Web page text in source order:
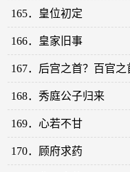
165．皇位初定
166．皇家旧事
167．后宫之首？百官之
168．秀庭公子归来
169．心若不甘
170．顾府求药